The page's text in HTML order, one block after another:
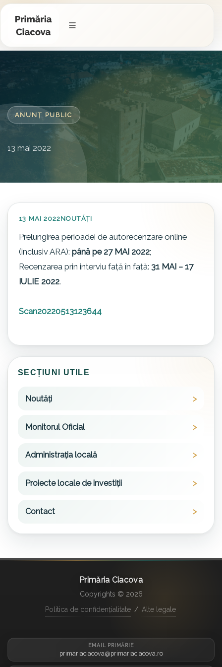
ANUNȚ PUBLIC
13 mai 2022
13 MAI 2022NOUTĂȚI
Prelungirea perioadei de autorecenzare online
(inclusiv ARA):până pe 27 MAI 2022;
Recenzarea prin interviu față în față:31 MAI – 17
IULIE 2022.
Scan20220513123644
SECȚIUNI UTILE
Noutăți
Monitorul Oficial
Administrația locală
Proiecte locale de investiții
Contact
Primăria Ciacova
Copyrights © 2026
Politica de confidențialitate / Alte legale
EMAIL PRIMĂRIE
primariaciacova@primariaciacova.ro